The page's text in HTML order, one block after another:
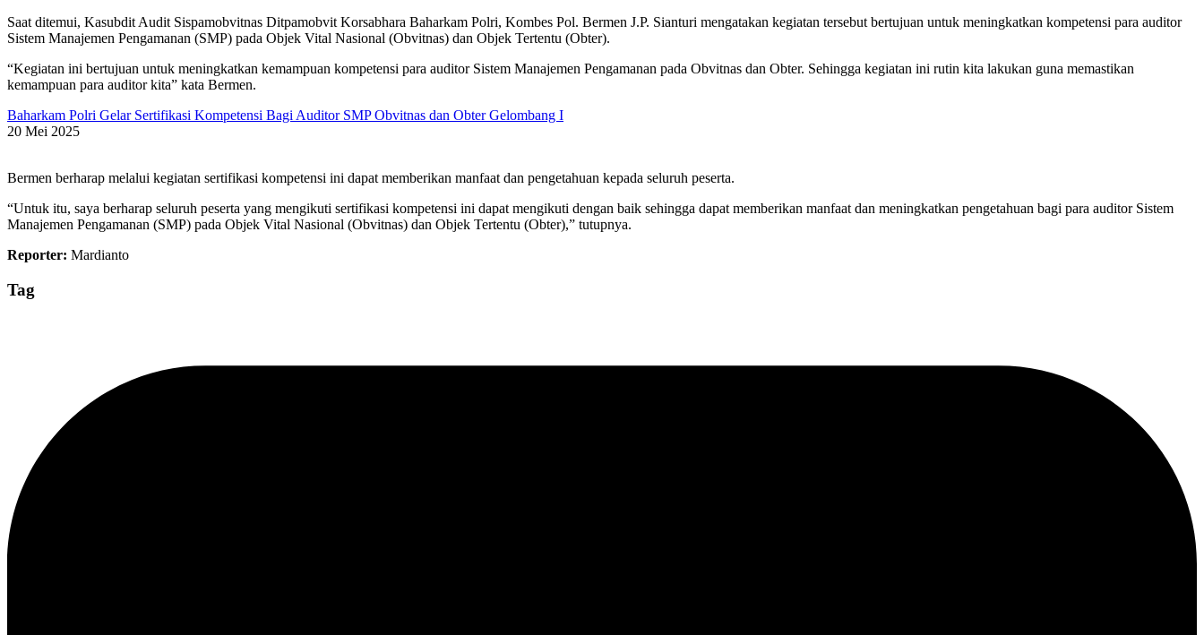
Saat ditemui, ⁠Kasubdit Audit Sispamobvitnas Ditpamobvit Korsabhara Baharkam Polri, Kombes Pol. Bermen J.P. Sianturi mengatakan kegiatan tersebut bertujuan untuk meningkatkan kompetensi para auditor
Sistem Manajemen Pengamanan (SMP) pada Objek Vital Nasional (Obvitnas) dan Objek Tertentu (Obter).
“Kegiatan ini bertujuan untuk meningkatkan kemampuan kompetensi para auditor Sistem Manajemen Pengamanan pada Obvitnas dan Obter. Sehingga kegiatan ini rutin kita lakukan guna memastikan
kemampuan para auditor kita” kata Bermen.
Baharkam Polri Gelar Sertifikasi Kompetensi Bagi Auditor SMP Obvitnas dan Obter Gelombang I
20 Mei 2025
Bermen berharap melalui kegiatan sertifikasi kompetensi ini dapat memberikan manfaat dan pengetahuan kepada seluruh peserta.
“Untuk itu, saya berharap seluruh peserta yang mengikuti sertifikasi kompetensi ini dapat mengikuti dengan baik sehingga dapat memberikan manfaat dan meningkatkan pengetahuan bagi para auditor Sistem
Manajemen Pengamanan (SMP) pada Objek Vital Nasional (Obvitnas) dan Objek Tertentu (Obter),” tutupnya.
Reporter: Mardianto
Tag